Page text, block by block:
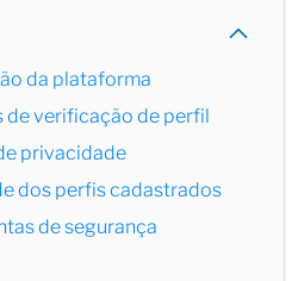
da plataforma
de verificação de perfil
privacidade
dos perfis cadastrados
de segurança